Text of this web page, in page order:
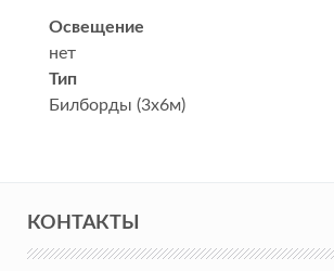
Освещение
нет
Тип
Билборды (3x6м)
КОНТАКТЫ